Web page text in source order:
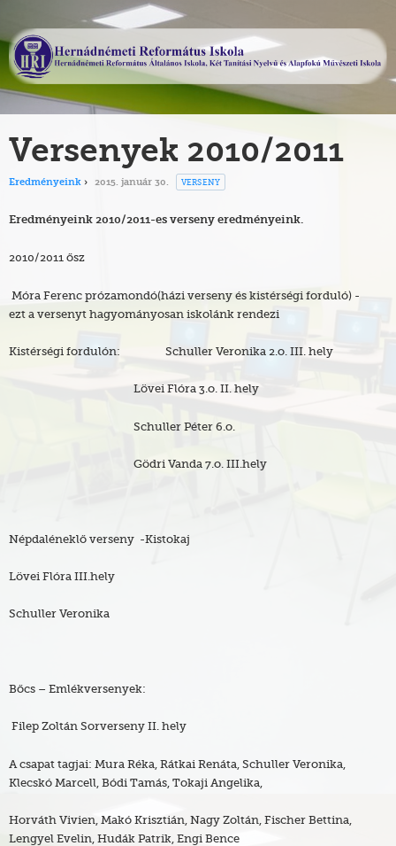
Versenyek 2010/2011
Eredményeink 2015. január 30. VERSENY
Eredményeink 2010/2011-es verseny eredményeink.
2010/2011 ősz
Móra Ferenc prózamondó(házi verseny és kistérségi forduló) -
ezt a versenyt hagyományosan iskolánk rendezi
Kistérségi fordulón: Schuller Veronika 2.o. III. hely
Lövei Flóra 3.o. II. hely
Schuller Péter 6.o.
Gödri Vanda 7.o. III.hely
Népdaléneklő verseny -Kistokaj
Lövei Flóra III.hely
Schuller Veronika
Bőcs – Emlékversenyek:
Filep Zoltán Sorverseny II. hely
A csapat tagjai: Mura Réka, Rátkai Renáta, Schuller Veronika,
Klecskó Marcell, Bódi Tamás, Tokaji Angelika,
Horváth Vivien, Makó Krisztián, Nagy Zoltán, Fischer Bettina,
Lengyel Evelin, Hudák Patrik, Engi Bence